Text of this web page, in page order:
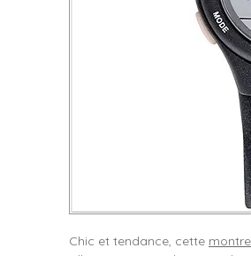
Chic et tendance, cette